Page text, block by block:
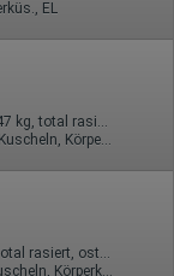
EL
ZK, 69, GF6, Franz b. Ihr, Schmu., Kuscheln, Körperküs., DSp
19 Jahre, 85A, KF 34/36, 1.66m, total rasiert, osteuropäisch
AV, 69, GF6, devot, BV, Schmu., Kuscheln, Körperküs.